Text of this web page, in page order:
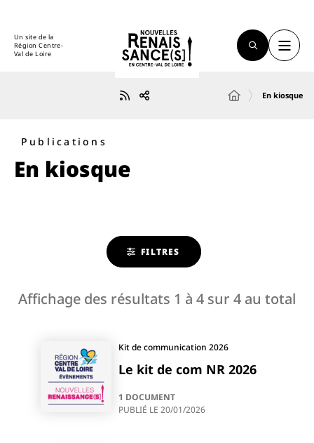
Un site de la
Région Centre-
Val de Loire
En kiosque
Publications
En kiosque
FILTRES
Affichage des résultats 1 à 4 sur 4 au total
Kit de communication 2026
Le kit de com NR 2026
1 DOCUMENT
PUBLIÉ LE 20/01/2026